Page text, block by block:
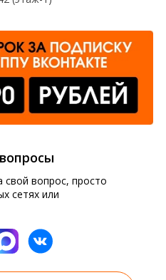
свой вопрос, просто
сетях или